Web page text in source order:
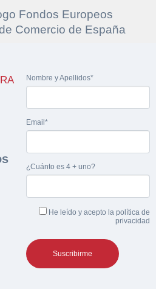
Nombre y Apellidos*
Email*
¿Cuánto es 4 + uno?
He leído y acepto la política de
privacidad
peritación
y recibirá en su email el
la documentación